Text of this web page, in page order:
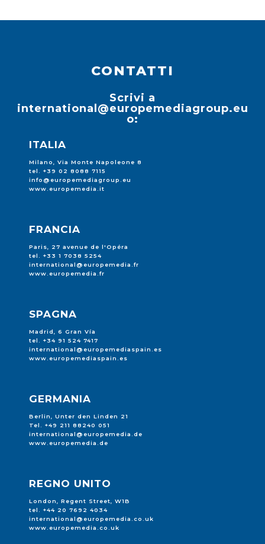
CONTATTI
Scrivi a
international@europemediagroup.eu
o:
ITALIA
Milano, Via Monte Napoleone 8
tel. +39 02 8088 7115
info@europemediagroup.eu
www.europemedia.it
FRANCIA
Paris, 27 avenue de l'Opéra
tel. +33 1 7038 5254
international@europemedia.fr
www.europemedia.fr
SPAGNA
Madrid, 6 Gran Vía
tel. +34 91 524 7417
international@europemediaspain.es
www.europemediaspain.es
GERMANIA
Berlin, Unter den Linden 21
Tel. +49 211 88240 051
international@europemedia.de
www.europemedia.de
REGNO UNITO
London, Regent Street, W1B
tel. +44 20 7692 4034
international@europemedia.co.uk
www.europemedia.co.uk